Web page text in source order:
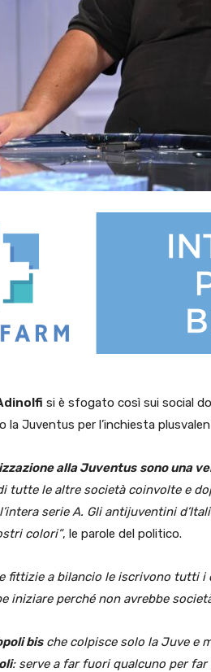
si è sfogato così sui social
la Juventus per l’inchiesta
alla Juventus sono una
tutte le altre società coinvolte e
serie A. Gli antijuventini
colori”, le parole del politico.
fittizie a bilancio le iscrivono tutti i
iniziare perché non avrebbe
bische colpisce solo la Juve e
: serve a far fuori qualcuno per